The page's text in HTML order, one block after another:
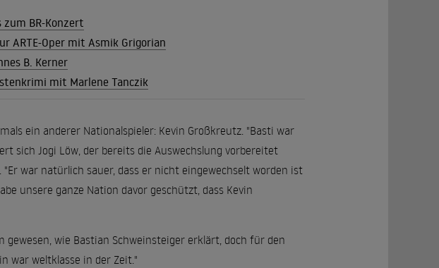
BR-Konzert
ARTE-Oper mit Asmik Grigorian
B. Kerner
mit Marlene Tanczik
ein anderer Nationalspieler: Kevin Großkreutz. "Basti war
sich Jogi Löw, der bereits die Auswechslung vorbereitet
war natürlich sauer, dass er nicht eingewechselt worden ist
unsere ganze Nation davor geschützt, dass Kevin
gewesen, wie Bastian Schweinsteiger erklärt, doch für den
war weltklasse in der Zeit."